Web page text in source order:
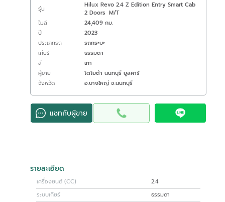
รุ่น
Hilux Revo 2.4 Z Edition Entry Smart Cab
2 Doors M/T
ไมล์
24,409 กม.
ปี
2023
ประเภทรถ
รถกระบะ
เกียร์
ธรรมดา
สี
เทา
ผู้ขาย
โตโยต้า นนทบุรี ยูสคาร์
จังหวัด
อ.บางใหญ่ จ.นนทบุรี
แชทกับผู้ขาย
รายละเอียด
เครื่องยนต์ (CC)
2.4
ระบบเกียร์
ธรรมดา